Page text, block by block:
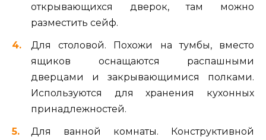
открывающихся дверок, там можно
разместить сейф.
Для столовой. Похожи на тумбы, вместо
ящиков оснащаются распашными
дверцами и закрывающимися полками.
Используются для хранения кухонных
принадлежностей.
Для ванной комнаты. Конструктивной